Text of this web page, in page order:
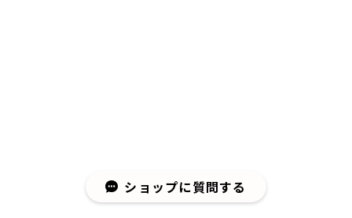
ショップに質問する